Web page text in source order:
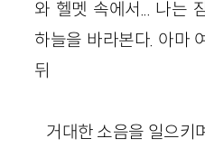
와 헬멧 속에서... 나는
하늘을 바라본다. 아마
뒤
거대한 소음을 일으키